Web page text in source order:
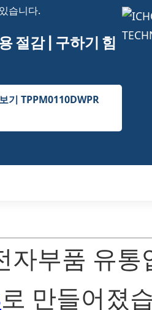
습니다.
절감 | 구하기 힘
기 TPPM0110DWPR
자부품 유
로 만들어졌